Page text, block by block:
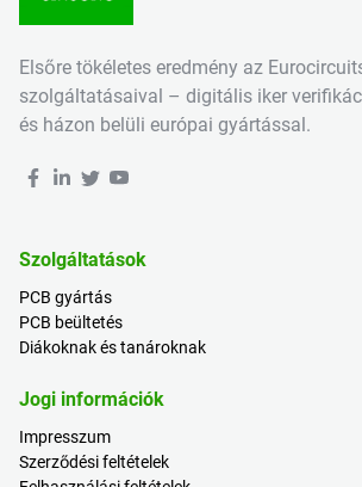
Elsőre tökéletes eredmény az
szolgáltatásaival – digitális iker
és házon belüli európai gyártással.
Szolgáltatások
PCB gyártás
PCB beültetés
Diákoknak és tanároknak
Jogi információk
Impresszum
Szerződési feltételek